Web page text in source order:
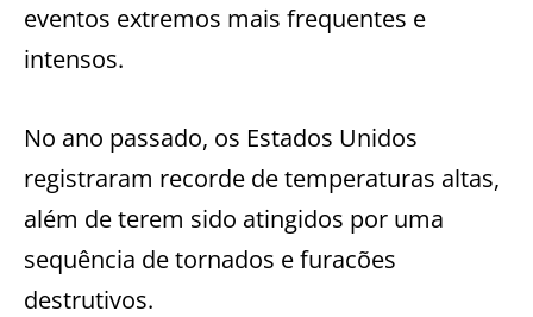
eventos extremos mais frequentes e
intensos.
No ano passado, os Estados Unidos
registraram recorde de temperaturas altas,
além de terem sido atingidos por uma
sequência de tornados e furacões
destrutivos.